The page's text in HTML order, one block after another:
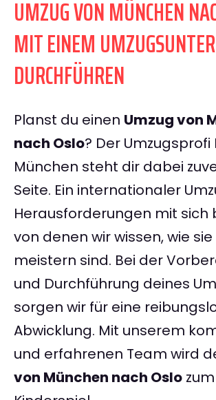
UMZUG VON MÜNCHEN
MIT EINEM
DURCHFÜHREN
Planst du einen Umzug von
nach Oslo? Der Umzugsprofi
München steht dir dabei
Seite. Ein internationaler
Herausforderungen mit sich
von denen wir wissen, wie sie
meistern sind. Bei der
und Durchführung deines
sorgen wir für eine
Abwicklung. Mit unserem
und erfahrenen Team wird
von München nach Oslo zum